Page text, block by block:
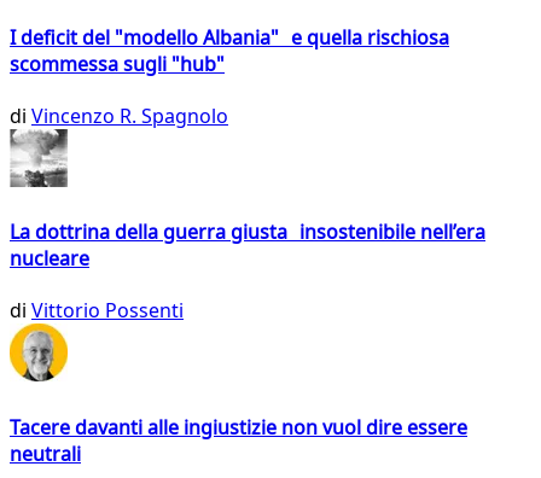
I deficit del "modello Albania" e quella rischiosa
scommessa sugli "hub"
di Vincenzo R. Spagnolo
La dottrina della guerra giusta insostenibile nell’era
nucleare
di Vittorio Possenti
Tacere davanti alle ingiustizie non vuol dire essere
neutrali